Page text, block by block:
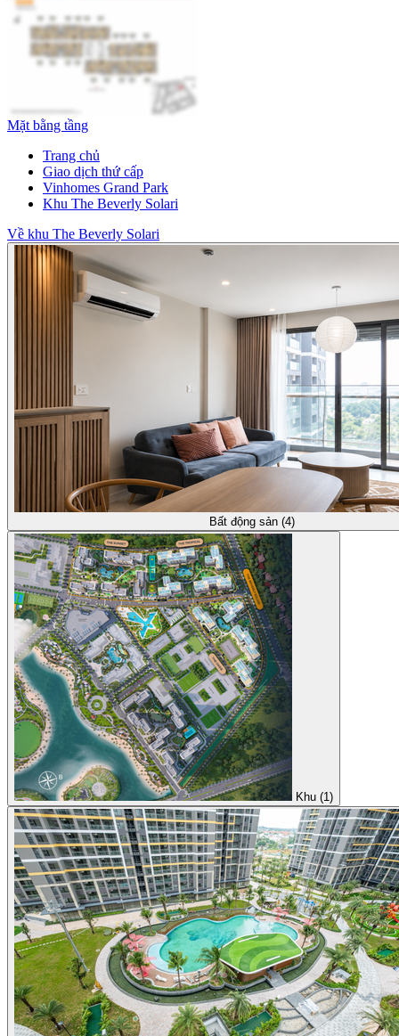
Mặt bằng tầng
Trang chủ
Giao dịch thứ cấp
Vinhomes Grand Park
Khu The Beverly Solari
Về khu The Beverly Solari
Bất động sản (4)
Khu (1)